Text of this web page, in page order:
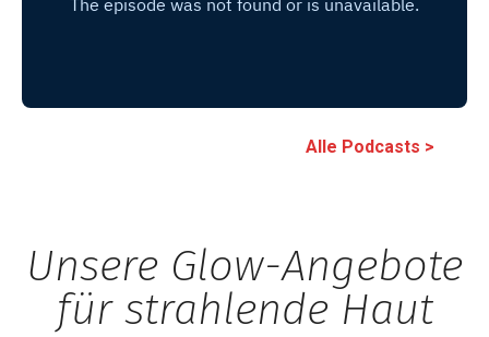
Alle Podcasts >
Unsere Glow-Angebote
für strahlende Haut